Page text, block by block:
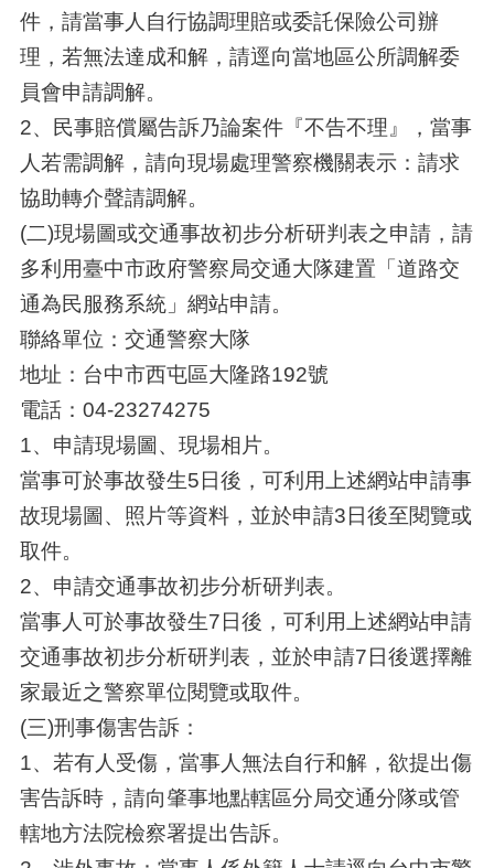
件，請當事人自行協調理賠或委託保險公司辦
理，若無法達成和解，請逕向當地區公所調解委
員會申請調解。
2、民事賠償屬告訴乃論案件『不告不理』，當事
人若需調解，請向現場處理警察機關表示：請求
協助轉介聲請調解。
(二)現場圖或交通事故初步分析研判表之申請，請
多利用臺中市政府警察局交通大隊建置「道路交
通為民服務系統」網站申請。
聯絡單位：交通警察大隊
地址：台中市西屯區大隆路192號
電話：04-23274275
1、申請現場圖、現場相片。
當事可於事故發生5日後，可利用上述網站申請事
故現場圖、照片等資料，並於申請3日後至閱覽或
取件。
2、申請交通事故初步分析研判表。
當事人可於事故發生7日後，可利用上述網站申請
交通事故初步分析研判表，並於申請7日後選擇離
家最近之警察單位閱覽或取件。
(三)刑事傷害告訴：
1、若有人受傷，當事人無法自行和解，欲提出傷
害告訴時，請向肇事地點轄區分局交通分隊或管
轄地方法院檢察署提出告訴。